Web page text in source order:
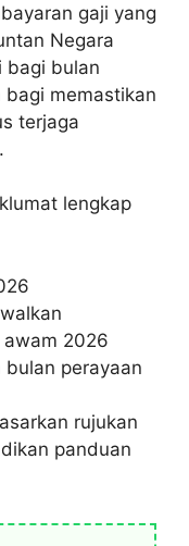
gaji yang
Negara
bagi bulan
memastikan
terjaga
lengkap
awam 2026
bulan perayaan
rujukan
panduan